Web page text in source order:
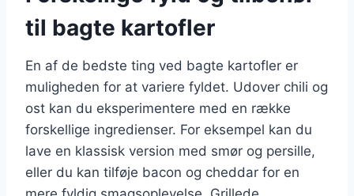
til bagte kartofler
En af de bedste ting ved bagte kartofler er
muligheden for at variere fyldet. Udover chili og
ost kan du eksperimentere med en række
forskellige ingredienser. For eksempel kan du
lave en klassisk version med smør og persille,
eller du kan tilføje bacon og cheddar for en